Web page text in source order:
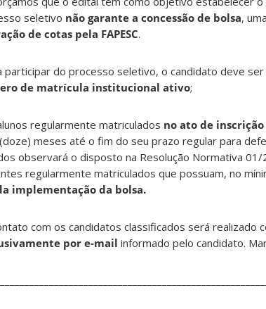
seletivo não garante a concessão de bolsa,
de cotas pela FAPESC.
participar do processo seletivo, o candidato deve
de matrícula institucional ativo;
regularmente matriculados no ato de
meses até o fim do seu prazo regular para
observará o disposto na Resolução Normativa 01/
regularmente matriculados que possuam, no
implementação da bolsa.
com os candidatos classificados será realizado
por e-mail informado pelo candidato.